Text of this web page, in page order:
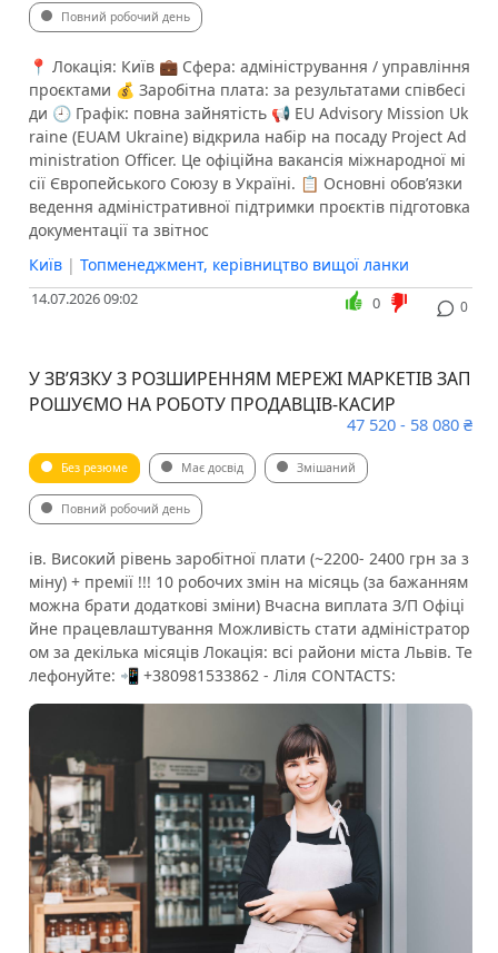
Повний робочий день
📍 Локація: Київ 💼 Сфера: адміністрування / управління
проєктами 💰 Заробітна плата: за результатами співбесі
ди 🕘 Графік: повна зайнятість 📢 EU Advisory Mission Uk
raine (EUAM Ukraine) відкрила набір на посаду Project Ad
ministration Officer. Це офіційна вакансія міжнародної мі
сії Європейського Союзу в Україні. 📋 Основні обов’язки
ведення адміністративної підтримки проєктів підготовка
документації та звітнос
Київ | Топменеджмент, керівництво вищої ланки
14.07.2026 09:02 0
0
У ЗВ’ЯЗКУ З РОЗШИРЕННЯМ МЕРЕЖІ МАРКЕТІВ ЗАП
РОШУЄМО НА РОБОТУ ПРОДАВЦІВ-КАСИР
47 520 - 58 080 ₴
Без резюме Має досвід Змішаний
Повний робочий день
ів. Високий рівень заробітної плати (~2200- 2400 грн за з
міну) + премії !!! ⁠10 робочих змін на місяць (за бажанням
можна брати додаткові зміни) Вчасна виплата З/П ⁠Офіці
йне працевлаштування Можливість стати адміністратор
ом за декілька місяців Локація: всі райони міста Львів. Те
лефонуйте: 📲 +380981533862 - Ліля CONTACTS: